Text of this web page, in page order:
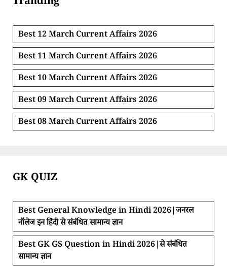
Best 12 March Current Affairs 2026
Best 11 March Current Affairs 2026
Best 10 March Current Affairs 2026
Best 09 March Current Affairs 2026
Best 08 March Current Affairs 2026
GK QUIZ
Best General Knowledge in Hindi 2026|जनरल
नॉलेज इन हिंदी से संबंधित सामान्य ज्ञान
Best GK GS Question in Hindi 2026|से संबंधित
सामान्य ज्ञान